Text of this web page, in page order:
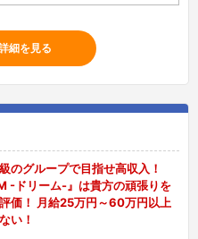
細を見る
のグループで目指せ高収入！
-ドリーム-』は貴方の頑張りを
価！ 月給25万円～60万円以上
い！